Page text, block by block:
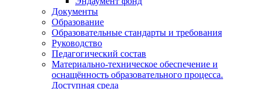
Документы
Образование
Образовательные стандарты и требования
Руководство
Педагогический состав
Материально-техническое обеспечение и
оснащённость образовательного процесса.
Доступная среда